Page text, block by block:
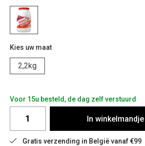
Kies uw maat
2,2kg
Voor 15u besteld, de dag zelf verstuurd
In winkelmandje
Gratis verzending in België vanaf €99